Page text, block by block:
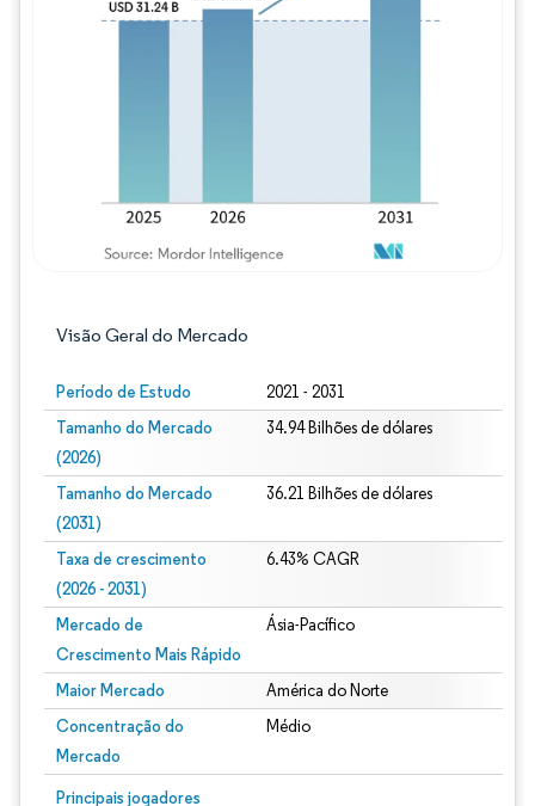
Visão Geral do Mercado
Período de Estudo 2021 - 2031
Tamanho do Mercado
(2026)
34.94 Bilhões de dólares
Tamanho do Mercado
(2031)
36.21 Bilhões de dólares
Taxa de crescimento
(2026 - 2031)
6.43% CAGR
Mercado de
Crescimento Mais Rápido
Ásia-Pacífico
Maior Mercado América do Norte
Concentração do
Mercado
Médio
Principais jogadores
Imagem © Mordor Intelligence. O reuso requer atribuição conforme CC BY 4.0.